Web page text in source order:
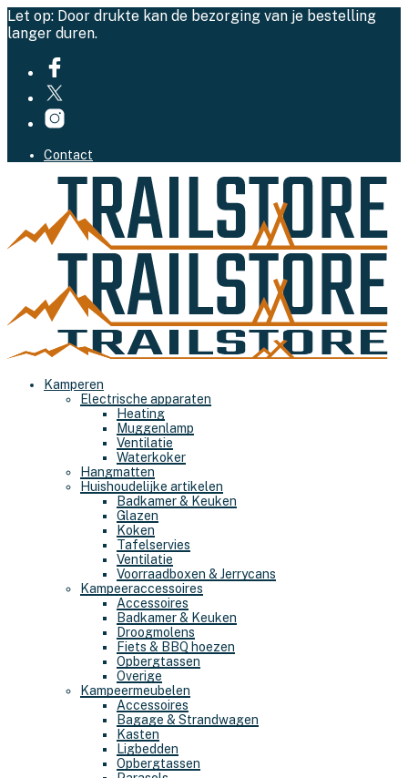
Let op: Door drukte kan de bezorging van je bestelling
langer duren.
Contact
Kamperen
Electrische apparaten
Heating
Muggenlamp
Ventilatie
Waterkoker
Hangmatten
Huishoudelijke artikelen
Badkamer & Keuken
Glazen
Koken
Tafelservies
Ventilatie
Voorraadboxen & Jerrycans
Kampeeraccessoires
Accessoires
Badkamer & Keuken
Droogmolens
Fiets & BBQ hoezen
Opbergtassen
Overige
Kampeermeubelen
Accessoires
Bagage & Strandwagen
Kasten
Ligbedden
Opbergtassen